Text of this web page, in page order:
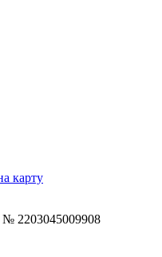
карту
2203045009908